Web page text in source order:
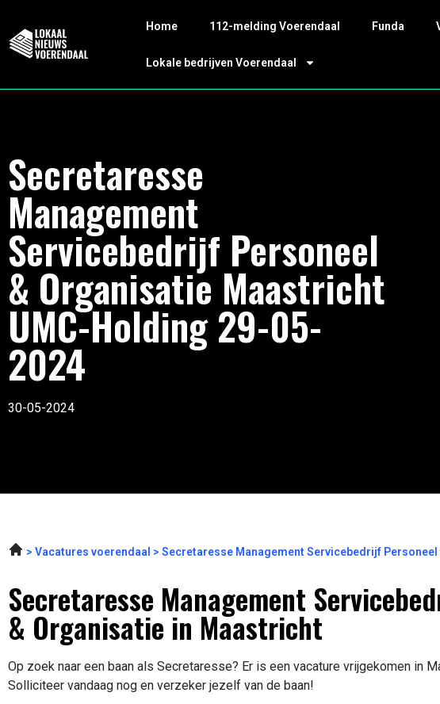
Home 112-melding Voerendaal Funda
Lokale bedrijven Voerendaal
Secretaresse
Management
Servicebedrijf Personeel
& Organisatie Maastricht
UMC-Holding 29-05-
2024
30-05-2024
Vacatures voerendaal Secretaresse Management Servicebedrijf
Secretaresse Management
& Organisatie in Maastricht
Op zoek naar een baan als Secretaresse? Er is een vacature vrijgekomen in
Solliciteer vandaag nog en verzeker jezelf van de baan!